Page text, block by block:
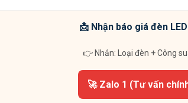
📩 Nhận báo giá đèn
👉 Nhắn: Loại đèn + Công
🚀 Zalo 1 (Tư vấn